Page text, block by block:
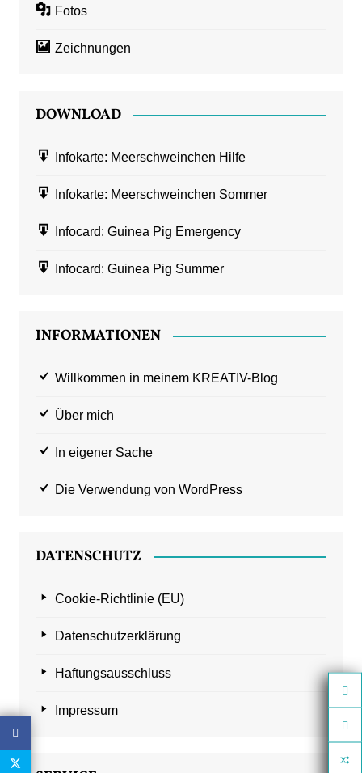
Fotos
Zeichnungen
DOWNLOAD
Infokarte: Meerschweinchen Hilfe
Infokarte: Meerschweinchen Sommer
Infocard: Guinea Pig Emergency
Infocard: Guinea Pig Summer
INFORMATIONEN
Willkommen in meinem KREATIV-Blog
Über mich
In eigener Sache
Die Verwendung von WordPress
DATENSCHUTZ
Cookie-Richtlinie (EU)
Datenschutzerklärung
Haftungsausschluss
Impressum